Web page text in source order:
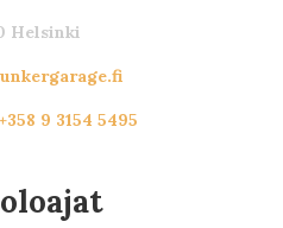
Helsinki
+358 9 3154 5495